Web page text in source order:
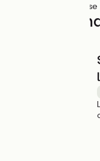
(100%) Lisse
À ne pas